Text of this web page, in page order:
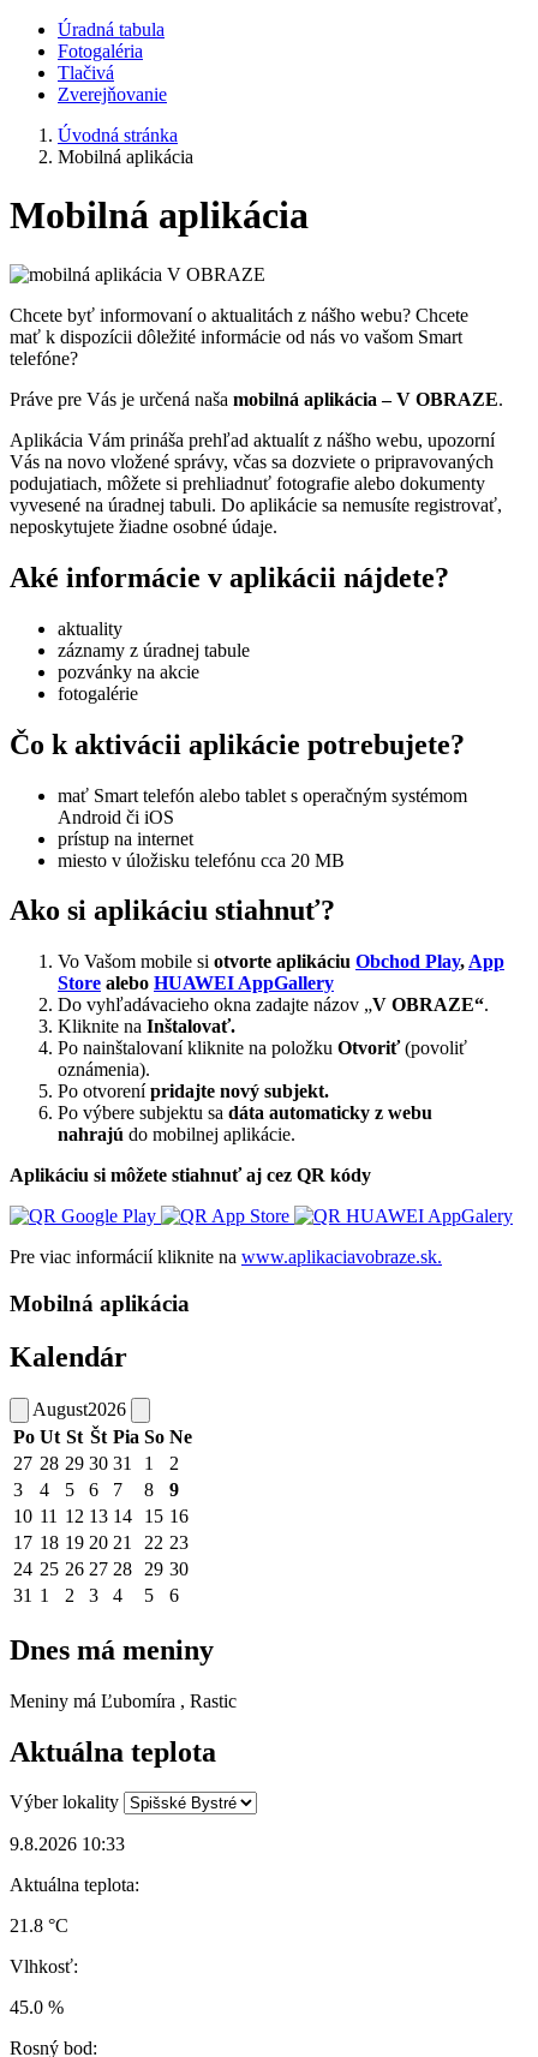
Úradná tabula
Fotogaléria
Tlačivá
Zverejňovanie
Úvodná stránka
Mobilná aplikácia
Mobilná aplikácia
Chcete byť informovaní o aktualitách z nášho webu? Chcete
mať k dispozícii dôležité informácie od nás vo vašom Smart
telefóne?
Práve pre Vás je určená naša mobilná aplikácia – V OBRAZE.
Aplikácia Vám prináša prehľad aktualít z nášho webu, upozorní
Vás na novo vložené správy, včas sa dozviete o pripravovaných
podujatiach, môžete si prehliadnuť fotografie alebo dokumenty
vyvesené na úradnej tabuli. Do aplikácie sa nemusíte registrovať,
neposkytujete žiadne osobné údaje.
Aké informácie v aplikácii nájdete?
aktuality
záznamy z úradnej tabule
pozvánky na akcie
fotogalérie
Čo k aktivácii aplikácie potrebujete?
mať Smart telefón alebo tablet s operačným systémom
Android či iOS
prístup na internet
miesto v úložisku telefónu cca 20 MB
Ako si aplikáciu stiahnuť?
Vo Vašom mobile si otvorte aplikáciu Obchod Play, App
Store alebo HUAWEI AppGallery
Do vyhľadávacieho okna zadajte názov „V OBRAZE“.
Kliknite na Inštalovať.
Po nainštalovaní kliknite na položku Otvoriť(povoliť
oznámenia).
Po otvorenípridajte nový subjekt.
Po výbere subjektu sa dáta automaticky z webu
nahrajú do mobilnej aplikácie.
Aplikáciu si môžete stiahnuť aj cez QR kódy
Pre viac informácií kliknite na www.aplikaciavobraze.sk.
Mobilná aplikácia
Kalendár
August2026
Po Ut St Št Pia So Ne
27 28 29 30 31 1
2
3
4 5 6 7 8
9
10 11 12 13 14 15 16
17 18 19 20 21 22 23
24 25 26 27 28 29 30
31 1 2 3 4 5 6
Dnes má meniny
Meniny má Ľubomíra , Rastic
Aktuálna teplota
Výber lokality
9.8.2026 10:33
Aktuálna teplota:
21.8 °C
Vlhkosť:
45.0 %
Rosný bod: